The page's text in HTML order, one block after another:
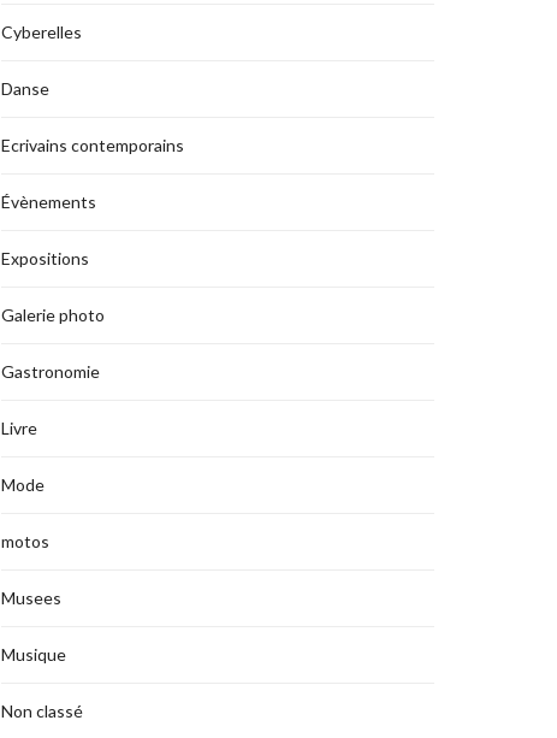
Cyberelles
Danse
Ecrivains contemporains
Évènements
Expositions
Galerie photo
Gastronomie
Livre
Mode
motos
Musees
Musique
Non classé